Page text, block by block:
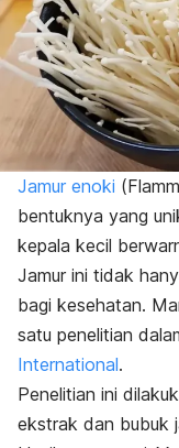
Jamur enoki (
bentuknya yang
kepala kecil
Jamur ini tidak
bagi kesehatan.
satu penelitian
International.
Penelitian ini
ekstrak dan bubuk